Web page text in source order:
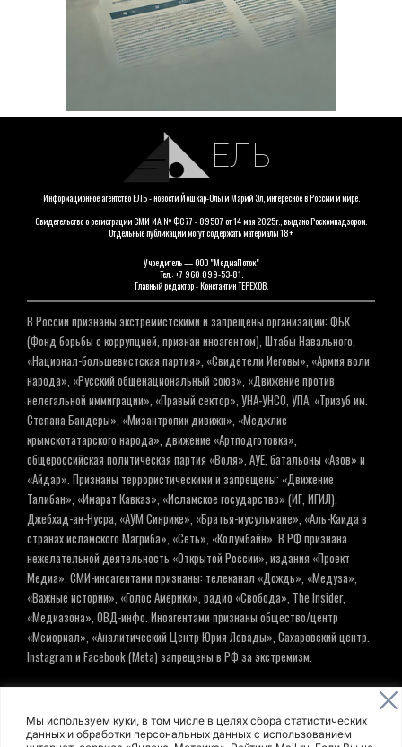
Мы используем куки, в том числе в целях сбора статистических
данных и обработки персональных данных с использованием
ЕЛЬ
Информационное агентство ЕЛЬ - новости Йошкар-Олы и Марий Эл, интересное в России и мире.
Свидетельство о регистрации СМИ ИА № ФС 77 - 89507 от 14 мая 2025г., выдано Роскомнадзором.
Отдельные публикации могут содержать материалы 18+
Учредитель — ООО "МедиаПоток"
Тел.: +7 960 099-53-81.
Главный редактор - Константин ТЕРЕХОВ.
В России признаны экстремистскими и запрещены организации: ФБК
(Фонд борьбы с коррупцией, признан иноагентом), Штабы Навального,
«Национал-большевистская партия», «Свидетели Иеговы», «Армия воли
народа», «Русский общенациональный союз», «Движение против
нелегальной иммиграции», «Правый сектор», УНА-УНСО, УПА, «Тризуб им.
Степана Бандеры», «Мизантропик дивижн», «Меджлис
крымскотатарского народа», движение «Артподготовка»,
общероссийская политическая партия «Воля», АУЕ, батальоны «Азов» и
«Айдар». Признаны террористическими и запрещены: «Движение
Талибан», «Имарат Кавказ», «Исламское государство» (ИГ, ИГИЛ),
Джебхад-ан-Нусра, «АУМ Синрике», «Братья-мусульмане», «Аль-Каида в
странах исламского Магриба», «Сеть», «Колумбайн». В РФ признана
нежелательной деятельность «Открытой России», издания «Проект
Медиа». СМИ-иноагентами признаны: телеканал «Дождь», «Медуза»,
«Важные истории», «Голос Америки», радио «Свобода», The Insider,
«Медиазона», ОВД-инфо. Иноагентами признаны общество/центр
«Мемориал», «Аналитический Центр Юрия Левады», Сахаровский центр.
Instagram и Facebook (Metа) запрещены в РФ за экстремизм.
© ИНФОРМАЦИОННОЕ АГЕНТСТВО ЕЛЬ